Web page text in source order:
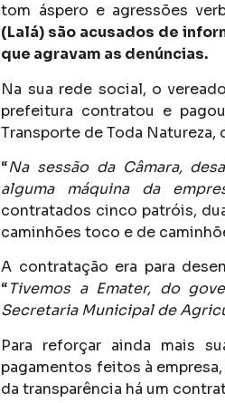
tom áspero e agressões
(Lalá) são acusados de
que agravam as denúncias.
Na sua rede social, o
prefeitura contratou e
Transporte de Toda
“Na sessão da Câmara,
alguma máquina da
contratados cinco patróis,
caminhões toco e de
A contratação era para
“Tivemos a Emater, do
Secretaria Municipal de
Para reforçar ainda mais
pagamentos feitos à
da transparência há um